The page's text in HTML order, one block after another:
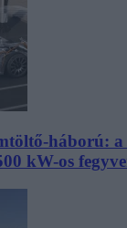
háború: a
kW-os